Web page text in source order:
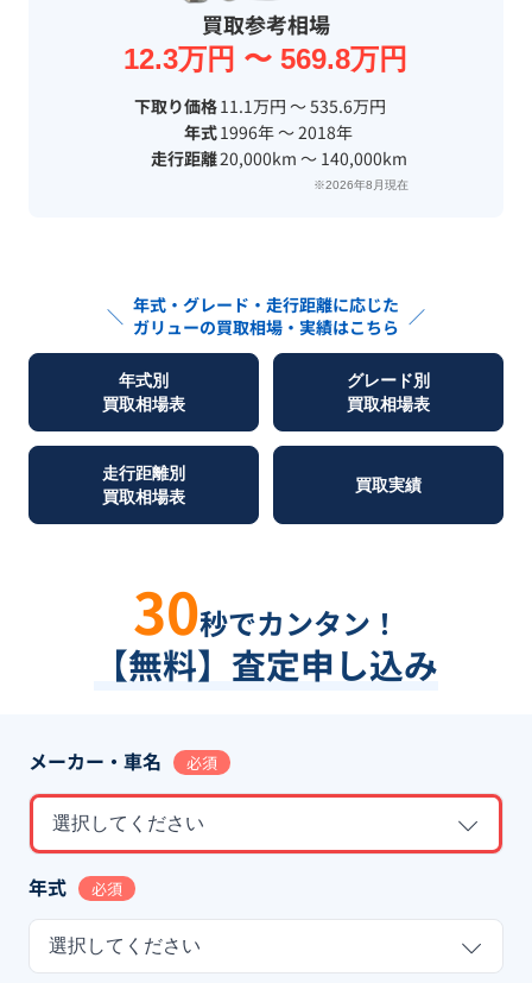
買取参考相場
12.3万円 〜 569.8万円
下取り価格11.1万円 〜 535.6万円
年式1996年 〜 2018年
走行距離20,000km 〜 140,000km
※2026年8月現在
＼ 年式・グレード・走行距離に応じた
ガリューの買取相場・実績はこちら ／
年式別
買取相場表
グレード別
買取相場表
走行距離別
買取相場表
買取実績
30秒でカンタン！
【無料】査定申し込み
メーカー・車名 必須
選択してください
年式 必須
選択してください